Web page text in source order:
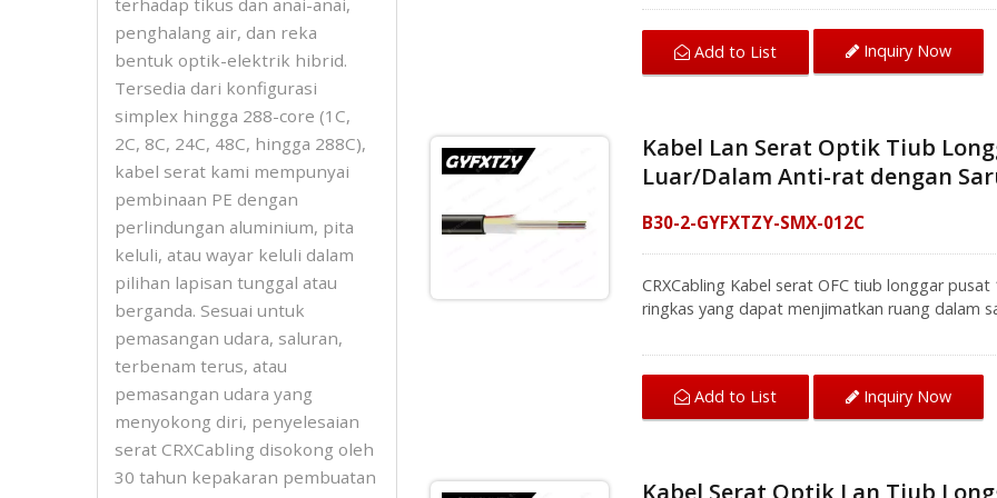
penghalang air, dan reka
bentuk optik-elektrik hibrid.
Tersedia dari konfigurasi
simplex hingga 288-core (1C,
2C, 8C, 24C, 48C, hingga 288C),
kabel serat kami mempunyai
pembinaan PE dengan
perlindungan aluminium, pita
keluli, atau wayar keluli dalam
pilihan lapisan tunggal atau
berganda. Sesuai untuk
pemasangan udara, saluran,
terbenam terus, atau
pemasangan udara yang
menyokong diri, penyelesaian
serat CRXCabling disokong oleh
30 tahun kepakaran pembuatan
keras dan kelembapan tinggi. Kabel rangkaian
dalam tiub longgar, dan dilapisi dengan
kemudian sarung luar LSZH. Serat kaca
memastikan persekitaran rangkaian selamat.
Add to List Inquiry Now
Kabel Lan Serat Optik Tiub
Luar/Dalam Anti-rat dengan
B30-2-GYFXTZY-SMX-012C
CRXCabling Kabel serat OFC tiub longgar
ringkas yang dapat menjimatkan ruang dalam
keras dan kelembapan tinggi. Kabel rangkaian
dalam tiub longgar, dan dilapisi dengan
kemudian sarung luar LSZH. Serat kaca
memastikan persekitaran rangkaian selamat.
Add to List Inquiry Now